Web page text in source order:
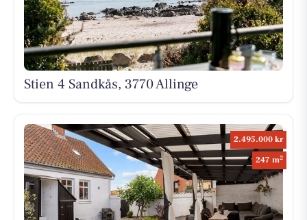
Stien 4 Sandkås, 3770 Allinge
2.495.000 kr
247 m2